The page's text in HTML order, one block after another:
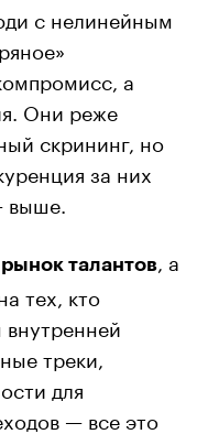
с нелинейным
а
Они реже
скрининг, но
за них
выше.
талантов , а
тех, кто
треки,
для
— все это